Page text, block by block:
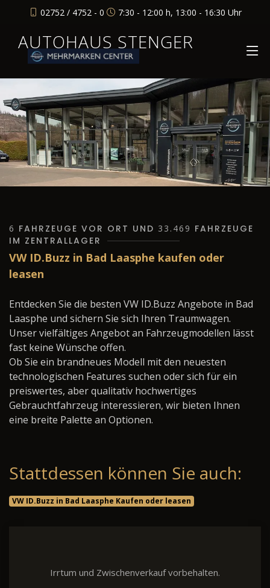
02752 / 4752 - 0 7:30 - 12:00 h, 13:00 - 16:30 Uhr
AUTOHAUS STENGER
6 FAHRZEUGE VOR ORT UND 33.469 FAHRZEUGE
IM ZENTRALLAGER
VW ID.Buzz in Bad Laasphe kaufen oder
leasen
Entdecken Sie die besten VW ID.Buzz Angebote in Bad
Laasphe und sichern Sie sich Ihren Traumwagen.
Unser vielfältiges Angebot an Fahrzeugmodellen lässt
fast keine Wünsche offen.
Ob Sie ein brandneues Modell mit den neuesten
technologischen Features suchen oder sich für ein
preiswertes, aber qualitativ hochwertiges
Gebrauchtfahrzeug interessieren, wir bieten Ihnen
eine breite Palette an Optionen.
Stattdessen können Sie auch:
VW ID.Buzz in Bad Laasphe Kaufen oder leasen
Irrtum und Zwischenverkauf vorbehalten.